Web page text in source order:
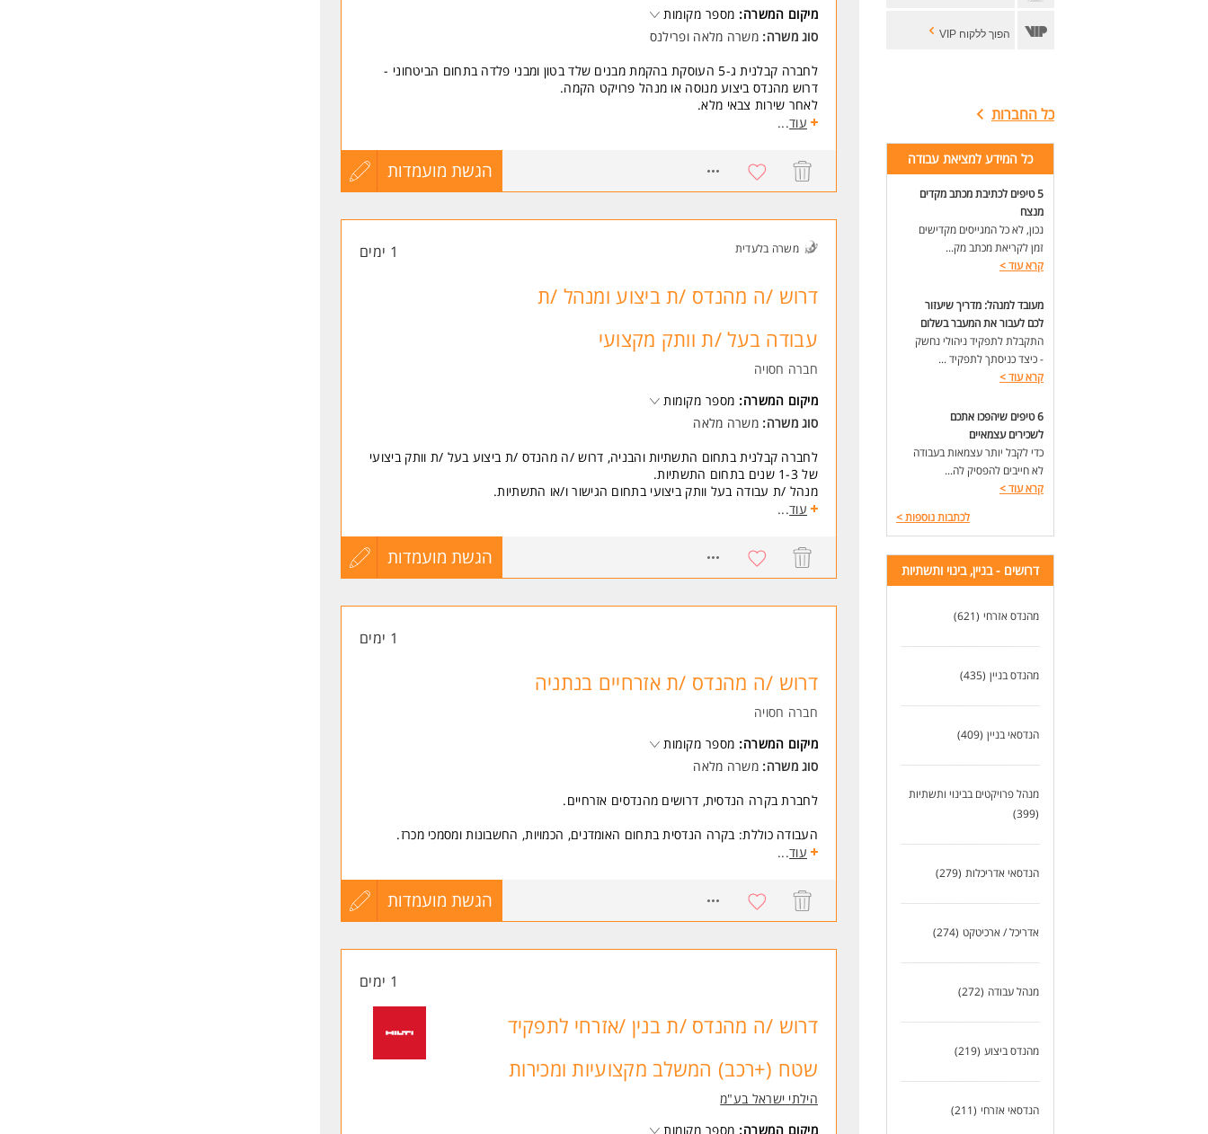
הפוך ללקוח VIP
כל החברות
כל המידע למציאת עבודה
5 טיפים לכתיבת מכתב מקדים
מנצח
נכון, לא כל המגייסים מקדישים
זמן לקריאת מכתב מק...
קרא עוד>
מעובד למנהל: מדריך שיעזור
לכם לעבור את המעבר בשלום
התקבלת לתפקיד ניהולי נחשק
- כיצד כניסתך לתפקיד ...
קרא עוד>
6 טיפים שיהפכו אתכם
לשכירים עצמאיים
כדי לקבל יותר עצמאות בעבודה
לא חייבים להפסיק לה...
קרא עוד>
לכתבות נוספות>
דרושים - בניין, בינוי ותשתיות
מהנדס אזרחי (621)
מהנדס בניין (435)
הנדסאי בניין (409)
מנהל פרויקטים בבינוי ותשתיות
(399)
הנדסאי אדריכלות (279)
אדריכל / ארכיטקט (274)
מנהל עבודה (272)
מהנדס ביצוע (219)
הנדסאי אזרחי (211)
מיקום המשרה: מספר מקומות
סוג משרה: משרה מלאה ופרילנס
לחברה קבלנית ג-5 העוסקת בהקמת מבנים שלד בטון ומבני פלדה בתחום הביטחוני -
דרוש מהנדס ביצוע מנוסה או מנהל פרויקט הקמה.
לאחר שירות צבאי מלא.
הפרויקט הנוכחי: הקמת מבנה גדול ועתיר מערכות משלב הביסוס עד מערכות גמרים
דרישות:
*ניסיון רלוונטי של 6 שנים לפחות.
*ניסיון בפרויקטים עם עגורנים ותבניות פלדה.
*שליטה מלאה בתוכנות מחשב.
*ניהול צוות אתר, קבלני משנה וספקים.
*הכנת חשבונות קבלנים וכתבי כמויות.
* המשרה מיועדת לנשים ולגברים כאחד.
עוד...
הגשת מועמדות
עדכון
משרה בלעדית 1 ימים
דרוש /ה מהנדס /ת ביצוע ומנהל /ת
עבודה בעל /ת וותק מקצועי
חברה חסויה
מיקום המשרה: מספר מקומות
סוג משרה: משרה מלאה
לחברה קבלנית בתחום התשתיות והבניה, דרוש /ה מהנדס /ת ביצוע בעל /ת וותק ביצועי
של 1-3 שנים בתחום התשתיות.
מנהל /ת עבודה בעל וותק ביצועי בתחום הגישור ו/או התשתיות.
דרישות:
- מהנדס /ת בעל /ת וותק ביצועי של 1-3 שנים בתחום הגישור ו/או התשתיות.
- המשרה מיועדת לנשים ולגברים כאחד.
עוד...
הגשת מועמדות
עדכון
1 ימים
דרוש /ה מהנדס /ת אזרחיים בנתניה
חברה חסויה
מיקום המשרה: מספר מקומות
סוג משרה: משרה מלאה
לחברת בקרה הנדסית, דרושים מהנדסים אזרחיים.
העבודה כוללת: בקרה הנדסית בתחום האומדנים, הכמויות, החשבונות ומסמכי מכרז.
דרישות:
ניסיון בתכנת Revit- יתרון.
ניסיון בכמאות- יתרון.
ניסיון וידע בעריכת מכרזים- יתרון. המשרה מיועדת לנשים ולגברים כאחד.
עוד...
הגשת מועמדות
עדכון
1 ימים
דרוש /ה מהנדס /ת בנין /אזרחי לתפקיד
שטח (+רכב) המשלב מקצועיות ומכירות
הילתי ישראל בע"מ
מיקום המשרה: מספר מקומות